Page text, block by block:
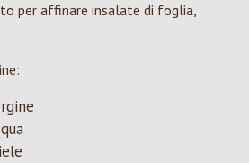
per affinare insalate di foglia,